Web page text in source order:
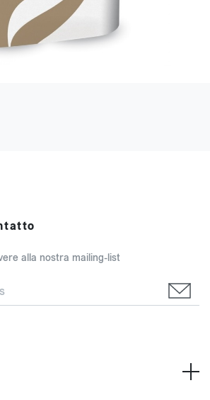
alla nostra mailing-list